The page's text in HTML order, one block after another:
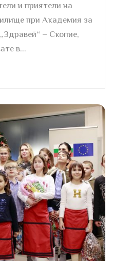
и приятели на
при Академия за
– Скопие,
в...